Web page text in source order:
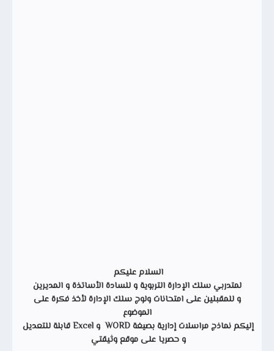
السلام عليكم
لمتدربي سلك الإدارة التربوية و للسادة الأساتذة و المديرين
و للمقبلين على امتحانات ولوج سلك الإدارة لأخذ فكرة على
الموضوع
إليكم نماذج مراسلات إدارية بصيغة WORD و Excel قابلة للتعديل
و حصريا على موقع وثيقتي